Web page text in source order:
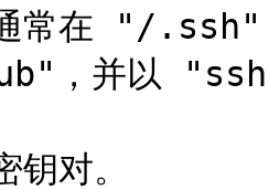
，并以 "ssh-
对。